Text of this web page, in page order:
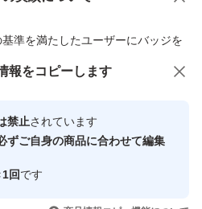
美人、写楽、No6、鳳凰美田、
、大吟醸、純米大吟醸、日本
自慢
、花陽浴、勝駒、九平次、久保
屋
準を満たしたユーザーにバッジを
心・安全なユーザーです
引を完了させた実績があります
報をコピーします
禁止されています
ずご自身の商品に合わせて編集
回です
ススメ